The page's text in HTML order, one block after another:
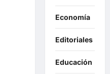
Economía
Editoriales
Educación